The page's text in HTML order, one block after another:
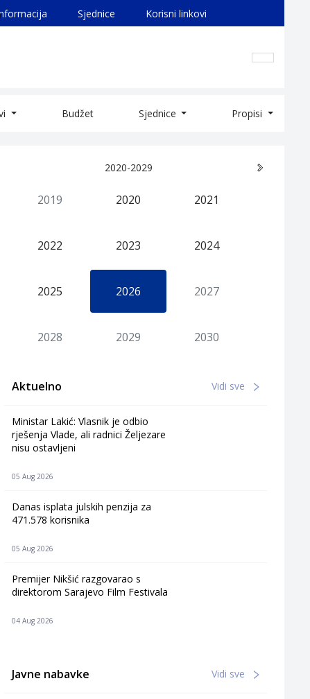
Sjednice Korisni linkovi
Budžet Sjednice Propisi
2020-2029
2019 2020 2021
2022 2023 2024
2025 2026 2027
2028 2029 2030
Aktuelno Vidi sve
Ministar Lakić: Vlasnik je odbio
rješenja Vlade, ali radnici Željezare
nisu ostavljeni
05 Aug 2026
Danas isplata julskih penzija za
471.578 korisnika
05 Aug 2026
Premijer Nikšić razgovarao s
direktorom Sarajevo Film Festivala
04 Aug 2026
Javne nabavke Vidi sve